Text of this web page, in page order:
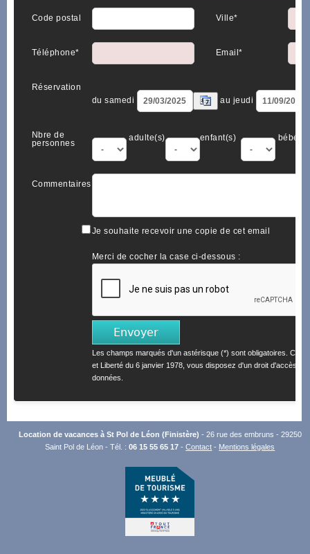
Code postal Ville*
Téléphone* Email*
Réservation
du samedi
au jeudi
Nbre de
personnes
adulte(s) enfant(s) bébé(s)
Commentaires
Je souhaite recevoir une copie de cet email
Merci de cocher la case ci-dessous :
Les champs marqués d'un astérisque (*) sont obligatoires.
et Liberté du 6 janvier 1978, vous disposez d'un droit d'accès et
données.
Location de vacances à St Pol de Léon (Finistère) - 26 rue des embruns - 29250
Saint Pol de Léon - Tél. :06 15 55 65 17 -Contact - Mentions légales